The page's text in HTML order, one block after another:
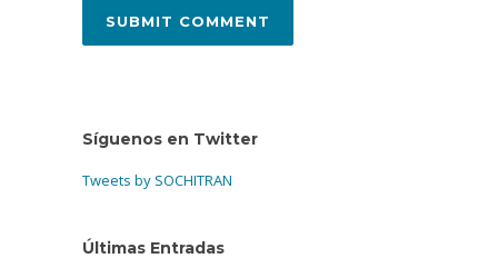
Síguenos en Twitter
Tweets by SOCHITRAN
Últimas Entradas